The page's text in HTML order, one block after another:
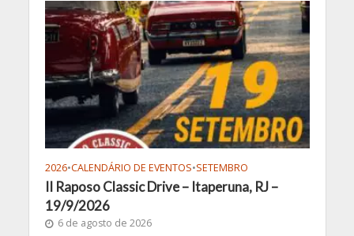
2026•CALENDÁRIO DE EVENTOS•SETEMBRO
II Raposo Classic Drive – Itaperuna, RJ –
19/9/2026
6 de agosto de 2026